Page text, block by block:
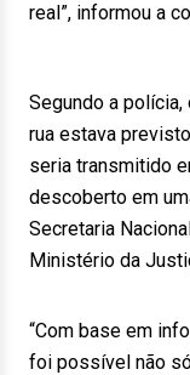
real”, informou a
Segundo a
rua estava
seria transmitido
descoberto em
Secretaria
Ministério da
“Com base em
foi possível não